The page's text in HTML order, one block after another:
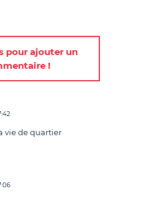
pour ajouter un
!
vie de quartier